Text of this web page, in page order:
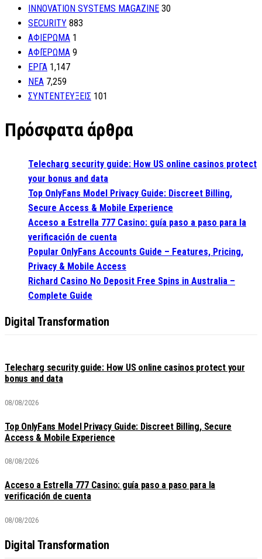
INNOVATION SYSTEMS MAGAZINE 30
SECURITY 883
ΑΦΙΕΡΩΜΑ 1
ΑΦΙΈΡΩΜΑ 9
ΕΡΓΑ 1,147
ΝΕΑ 7,259
ΣΥΝΤΕΝΤΕΥΞΕΙΣ 101
Πρόσφατα άρθρα
Telecharg security guide: How US online casinos protect
your bonus and data
Top OnlyFans Model Privacy Guide: Discreet Billing,
Secure Access & Mobile Experience
Acceso a Estrella 777 Casino: guía paso a paso para la
verificación de cuenta
Popular OnlyFans Accounts Guide – Features, Pricing,
Privacy & Mobile Access
Richard Casino No Deposit Free Spins in Australia –
Complete Guide
Digital Transformation
Telecharg security guide: How US online casinos protect your
bonus and data
08/08/2026
Top OnlyFans Model Privacy Guide: Discreet Billing, Secure
Access & Mobile Experience
08/08/2026
Acceso a Estrella 777 Casino: guía paso a paso para la
verificación de cuenta
08/08/2026
Digital Transformation